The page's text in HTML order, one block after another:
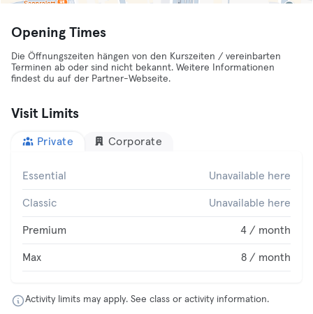
Opening Times
Die Öffnungszeiten hängen von den Kurszeiten / vereinbarten
Terminen ab oder sind nicht bekannt. Weitere Informationen
findest du auf der Partner-Webseite.
Visit Limits
Private Corporate
Essential Unavailable here
Classic Unavailable here
Premium 4 / month
Max 8 / month
Activity limits may apply. See class or activity information.